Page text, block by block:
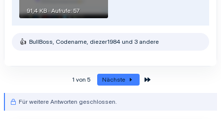
91,4 KB · Aufrufe: 57
R
n
BullBoss, Codename, diezer1984 und 3 andere
1 von 5 Nächste
Für weitere Antworten geschlossen.